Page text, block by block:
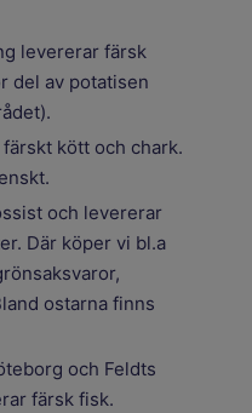
levererar färsk
del av potatisen
kött och chark.
och levererar
Där köper vi bl.a
ostarna finns
och Feldts
färsk fisk.